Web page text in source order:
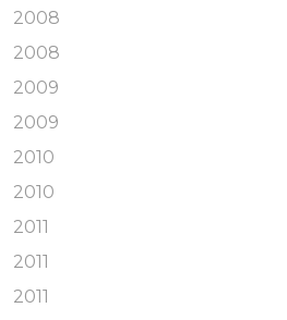
2008
2008
2009
2009
2010
2010
2011
2011
2011